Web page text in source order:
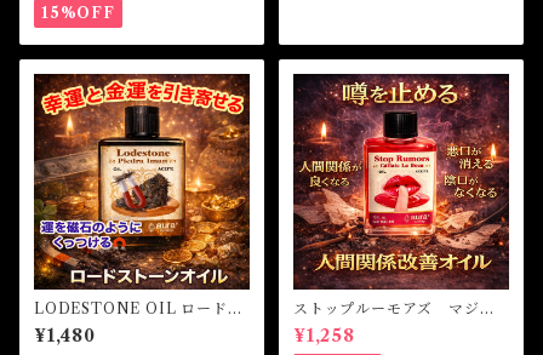
15%OFF
LODESTONE OIL ロードス
トーンオイル-磁石のようにほ
しいものを引き寄せる-
¥1,480
ストップルーモアズ マジカ
ルオイル・魔女オイル Stop
Rumors Magical Oil
¥1,258